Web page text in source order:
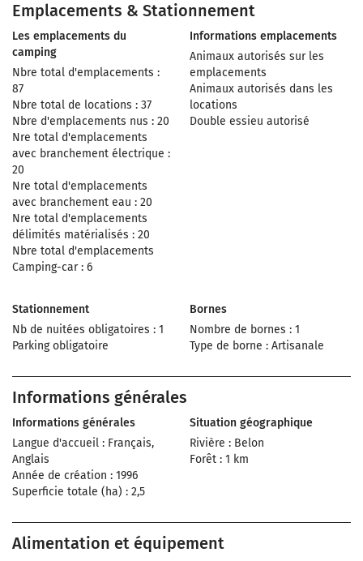
Emplacements & Stationnement
Les emplacements du
camping
Nbre total d'emplacements :
87
Nbre total de locations : 37
Nbre d'emplacements nus : 20
Nre total d'emplacements
avec branchement électrique :
20
Nre total d'emplacements
avec branchement eau : 20
Nre total d'emplacements
délimités matérialisés : 20
Nbre total d'emplacements
Camping-car : 6
Informations emplacements
Animaux autorisés sur les
emplacements
Animaux autorisés dans les
locations
Double essieu autorisé
Stationnement
Nb de nuitées obligatoires : 1
Parking obligatoire
Bornes
Nombre de bornes : 1
Type de borne : Artisanale
Informations générales
Informations générales
Langue d'accueil : Français,
Anglais
Année de création : 1996
Superficie totale (ha) : 2,5
Situation géographique
Rivière : Belon
Forêt : 1 km
Alimentation et équipement